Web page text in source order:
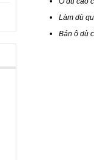
Làm dù
Bán ô dù